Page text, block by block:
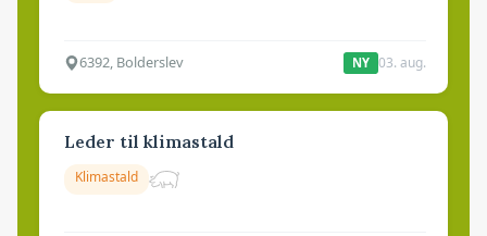
6392, Bolderslev NY 03. aug.
Leder til klimastald
Klimastald